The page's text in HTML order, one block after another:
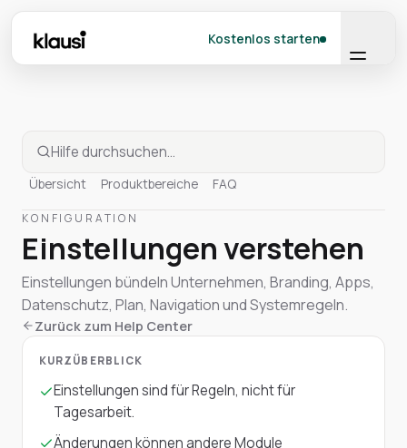
Kostenlos starten
Übersicht Produktbereiche FAQ
KONFIGURATION
Einstellungen verstehen
Einstellungen bündeln Unternehmen, Branding, Apps,
Datenschutz, Plan, Navigation und Systemregeln.
Zurück zum Help Center
KURZÜBERBLICK
Einstellungen sind für Regeln, nicht für
Tagesarbeit.
Änderungen können andere Module